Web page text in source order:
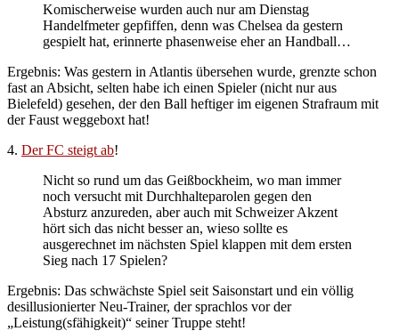
Komischerweise wurden auch nur am Dienstag
Handelfmeter gepfiffen, denn was Chelsea da gestern
gespielt hat, erinnerte phasenweise eher an Handball…
Ergebnis: Was gestern in Atlantis übersehen wurde, grenzte schon
fast an Absicht, selten habe ich einen Spieler (nicht nur aus
Bielefeld) gesehen, der den Ball heftiger im eigenen Strafraum mit
der Faust weggeboxt hat!
4. Der FC steigt ab!
Nicht so rund um das Geißbockheim, wo man immer
noch versucht mit Durchhalteparolen gegen den
Absturz anzureden, aber auch mit Schweizer Akzent
hört sich das nicht besser an, wieso sollte es
ausgerechnet im nächsten Spiel klappen mit dem ersten
Sieg nach 17 Spielen?
Ergebnis: Das schwächste Spiel seit Saisonstart und ein völlig
desillusionierter Neu-Trainer, der sprachlos vor der
„Leistung(sfähigkeit)“ seiner Truppe steht!